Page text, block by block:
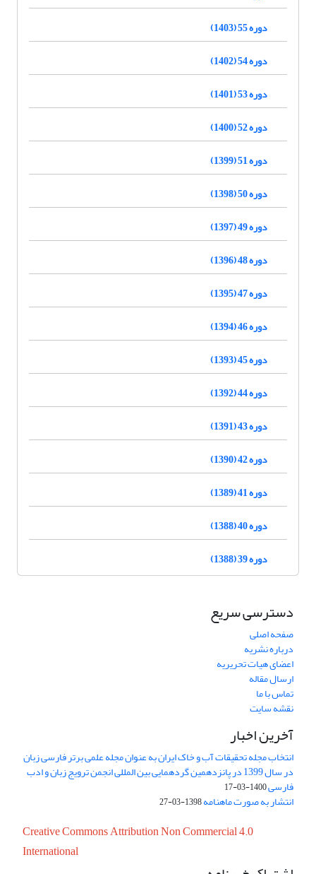
دوره 55 (1403)
دوره 54 (1402)
دوره 53 (1401)
دوره 52 (1400)
دوره 51 (1399)
دوره 50 (1398)
دوره 49 (1397)
دوره 48 (1396)
دوره 47 (1395)
دوره 46 (1394)
دوره 45 (1393)
دوره 44 (1392)
دوره 43 (1391)
دوره 42 (1390)
دوره 41 (1389)
دوره 40 (1388)
دوره 39 (1388)
دسترسی سریع
صفحه اصلی
درباره نشریه
اعضای هیات تحریریه
ارسال مقاله
تماس با ما
نقشه سایت
آخرین اخبار
انتخاب مجله تحقیقات آب و خاک ایران به عنوان مجله علمی برتر فارسی زبان
در سال 1399 در پانزدهمین گردهمایی بین المللی انجمن ترویج زبان و ادب
فارسی1400-03-17
انتشار به صورت ماهنامه1398-03-27
Creative Commons Attribution Non Commercial 4.0
International